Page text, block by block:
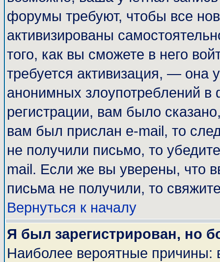
форумы требуют, чтобы все
активизированы
того, как вы сможете в него
требуется активизация, — она
анонимных злоупотреблений
регистрации, вам было
вам был прислан e-mail, то
не получили письмо, то
mail. Если же вы уверены, что
письма не получили, то
Вернуться к началу
Я был зарегистрирован, но
Наиболее вероятные причины: